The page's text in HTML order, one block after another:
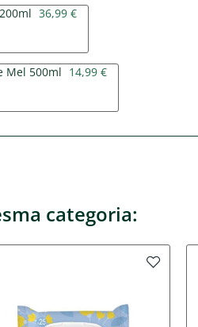
36,99 €
Mel 500ml 14,99 €
categoria: